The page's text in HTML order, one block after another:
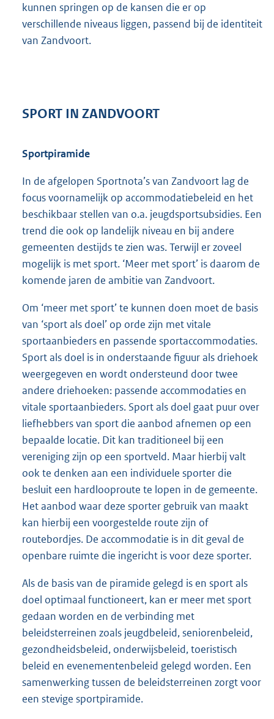
kunnen springen op de kansen die er op
verschillende niveaus liggen, passend bij de identiteit
van Zandvoort.
SPORT IN ZANDVOORT
Sportpiramide
In de afgelopen Sportnota’s van Zandvoort lag de
focus voornamelijk op accommodatiebeleid en het
beschikbaar stellen van o.a. jeugdsportsubsidies. Een
trend die ook op landelijk niveau en bij andere
gemeenten destijds te zien was. Terwijl er zoveel
mogelijk is met sport. ‘Meer met sport’ is daarom de
komende jaren de ambitie van Zandvoort.
Om ‘meer met sport’ te kunnen doen moet de basis
van ‘sport als doel’ op orde zijn met vitale
sportaanbieders en passende sportaccommodaties.
Sport als doel is in onderstaande figuur als driehoek
weergegeven en wordt ondersteund door twee
andere driehoeken: passende accommodaties en
vitale sportaanbieders. Sport als doel gaat puur over
liefhebbers van sport die aanbod afnemen op een
bepaalde locatie. Dit kan traditioneel bij een
vereniging zijn op een sportveld. Maar hierbij valt
ook te denken aan een individuele sporter die
besluit een hardlooproute te lopen in de gemeente.
Het aanbod waar deze sporter gebruik van maakt
kan hierbij een voorgestelde route zijn of
routebordjes. De accommodatie is in dit geval de
openbare ruimte die ingericht is voor deze sporter.
Als de basis van de piramide gelegd is en sport als
doel optimaal functioneert, kan er meer met sport
gedaan worden en de verbinding met
beleidsterreinen zoals jeugdbeleid, seniorenbeleid,
gezondheidsbeleid, onderwijsbeleid, toeristisch
beleid en evenementenbeleid gelegd worden. Een
samenwerking tussen de beleidsterreinen zorgt voor
een stevige sportpiramide.